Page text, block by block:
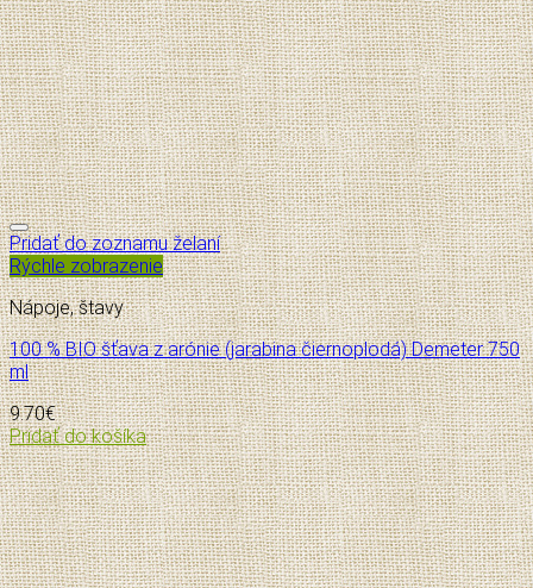
Pridať do zoznamu želaní
Rýchle zobrazenie
Nápoje, štavy
100 % BIO šťava z arónie (jarabina čiernoplodá) Demeter 750
ml
9.70€
Pridať do košíka